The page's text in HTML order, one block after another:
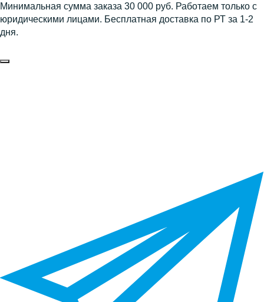
Минимальная сумма заказа 30 000 руб. Работаем только с
юридическими лицами. Бесплатная доставка по РТ за 1-2
дня.